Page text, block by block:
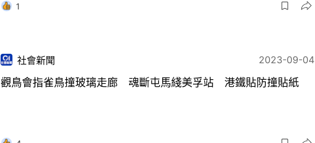
1
社會新聞 2023-09-04
觀鳥會指雀鳥撞玻璃走廊 魂斷屯馬綫美孚站 港鐵貼防撞貼紙